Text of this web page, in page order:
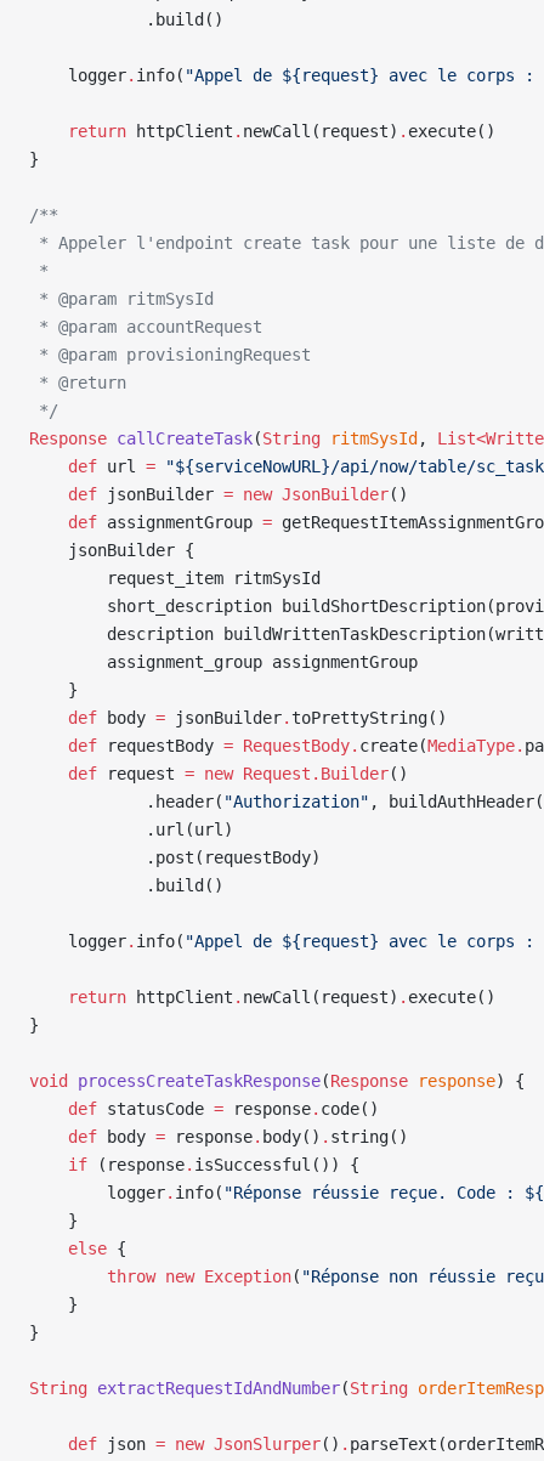
            .build()
    logger
. info( "Appel de ${request} avec le corps
    return
httpClient . newCall(request) . execute()
}
/**
* Appeler l'endpoint create task pour une liste de
*
* @param ritmSysId
* @param accountRequest
* @param provisioningRequest
* @return
*/
Response callCreateTask(String ritmSysId ,
    def
url = "${serviceNowURL}/api/now/table/
    def
jsonBuilder = new JsonBuilder()
    def
assignmentGroup =
    jsonBuilder {
        request_item ritmSysId
short_description
description
        assignment_group assignmentGroup
    }
    def
body = jsonBuilder. toPrettyString()
    def
requestBody = RequestBody. create(MediaType.
    def
request = new Request.Builder()
            .header(
"Authorization" ,
            .url(url)
            .post(requestBody)
            .build()
    logger
. info( "Appel de ${request} avec le corps
    return
httpClient . newCall(request) . execute()
}
void processCreateTaskResponse(Response response) {
    def
statusCode = response. code()
    def
body = response. body() . string()
    if
(response. isSuccessful()) {
        logger
. info( "Réponse réussie reçue. Code :
    }
    else
{
        throw
new Exception( "Réponse non réussie
    }
}
String extractRequestIdAndNumber(String
    def
json = new JsonSlurper() .